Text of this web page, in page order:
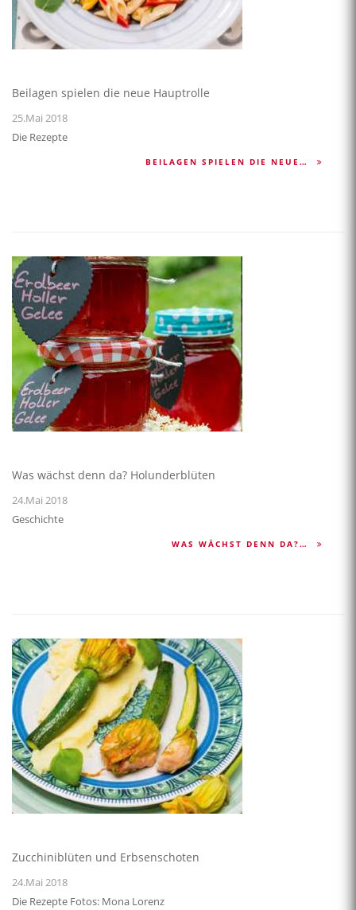
Beilagen spielen die neue Hauptrolle
25.Mai 2018
Die Rezepte
BEILAGEN SPIELEN DIE NEUE…
Was wächst denn da? Holunderblüten
24.Mai 2018
Geschichte
WAS WÄCHST DENN DA?…
Zucchiniblüten und Erbsenschoten
24.Mai 2018
Die Rezepte Fotos: Mona Lorenz